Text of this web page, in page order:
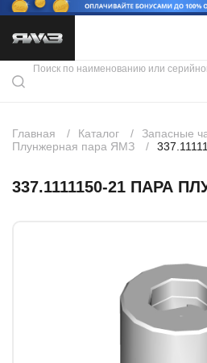
Каталог продукции
Скидки
Контакты
Главная Каталог
Запасные
Плунжерная пара ЯМЗ
337.1111150-21 ПАРА